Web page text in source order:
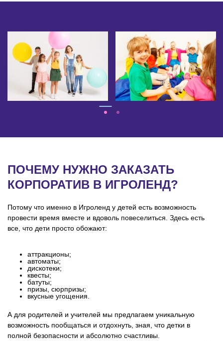
ПОЧЕМУ НУЖНО ЗАКАЗАТЬ
КОРПОРАТИВ В ИГРОЛЕНД?
Потому что именно в Игроленд у детей есть возможность
провести время вместе и вдоволь повеселиться. Здесь есть
все, что дети просто обожают:
аттракционы;
автоматы;
дискотеки;
квесты;
батуты;
призы, сюрпризы;
вкусные угощения.
А для родителей и учителей мы предлагаем уникальную
возможность пообщаться и отдохнуть, зная, что детки в
полной безопасности и абсолютно счастливы.